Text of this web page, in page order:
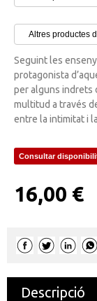
Altres productes
Seguint les
protagonista
per alguns indrets
multitud a través
entre la intimitat i
Consultar
16,00 €
Descripció